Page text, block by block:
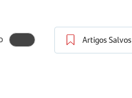
Artigos Salvos